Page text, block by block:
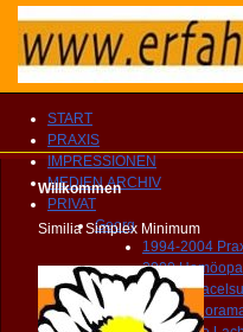
START
PRAXIS
IMPRESSIONEN
MEDIEN ARCHIV
PRIVAT
Georg
1994-
2000
2001
2004
Willkommen
Similia Simplex Minimum